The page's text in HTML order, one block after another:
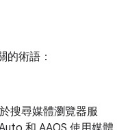
的術語：
搜尋媒體瀏覽器服